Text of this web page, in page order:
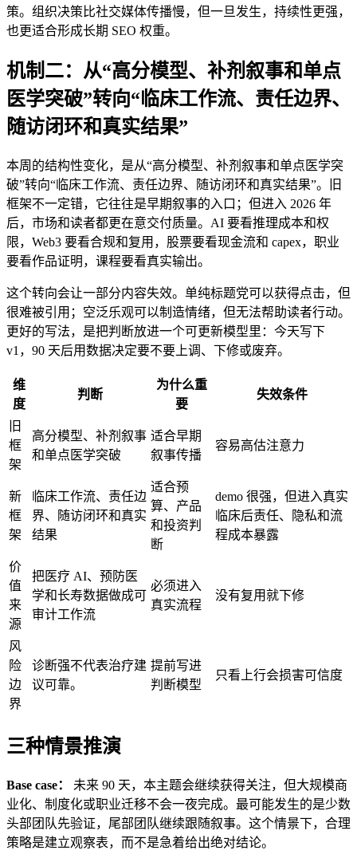
策。组织决策比社交媒体传播慢，但一旦发生，持续性更强，
也更适合形成长期 SEO 权重。
机制二：从“高分模型、补剂叙事和单点
医学突破”转向“临床工作流、责任边界、
随访闭环和真实结果”
本周的结构性变化，是从“高分模型、补剂叙事和单点医学突
破”转向“临床工作流、责任边界、随访闭环和真实结果”。旧
框架不一定错，它往往是早期叙事的入口；但进入 2026 年
后，市场和读者都更在意交付质量。AI 要看推理成本和权
限，Web3 要看合规和复用，股票要看现金流和 capex，职业
要看作品证明，课程要看真实输出。
这个转向会让一部分内容失效。单纯标题党可以获得点击，但
很难被引用；空泛乐观可以制造情绪，但无法帮助读者行动。
更好的写法，是把判断放进一个可更新模型里：今天写下
v1，90 天后用数据决定要不要上调、下修或废弃。
维
度
判断
为什么重
要
失效条件
旧
框
架
高分模型、补剂叙事
和单点医学突破
适合早期
叙事传播
容易高估注意力
新
框
架
临床工作流、责任边
界、随访闭环和真实
结果
适合预
算、产品
和投资判
断
demo 很强，但进入真实
临床后责任、隐私和流
程成本暴露
价
值
来
源
把医疗 AI、预防医
学和长寿数据做成可
审计工作流
必须进入
真实流程
没有复用就下修
风
险
边
界
诊断强不代表治疗建
议可靠。
提前写进
判断模型
只看上行会损害可信度
三种情景推演
Base case：
未来 90 天，本主题会继续获得关注，但大规模商
业化、制度化或职业迁移不会一夜完成。最可能发生的是少数
头部团队先验证，尾部团队继续跟随叙事。这个情景下，合理
策略是建立观察表，而不是急着给出绝对结论。